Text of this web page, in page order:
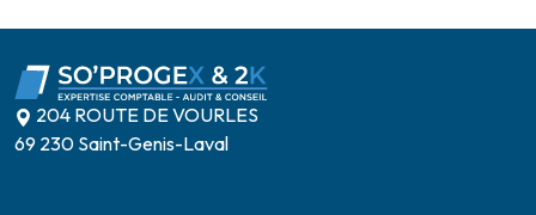
204 ROUTE DE VOURLES
69 230 Saint-Genis-Laval